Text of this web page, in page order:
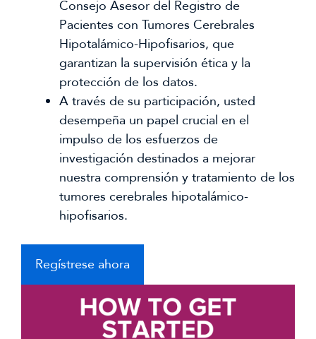
Consejo Asesor del Registro de
Pacientes con Tumores Cerebrales
Hipotalámico-Hipofisarios, que
garantizan la supervisión ética y la
protección de los datos.
A través de su participación, usted
desempeña un papel crucial en el
impulso de los esfuerzos de
investigación destinados a mejorar
nuestra comprensión y tratamiento de los
tumores cerebrales hipotalámico-
hipofisarios.
Regístrese ahora